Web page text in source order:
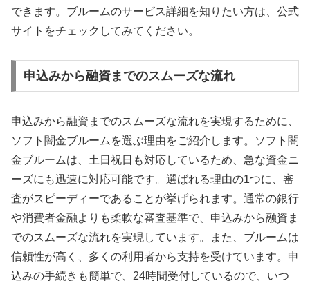
できます。ブルームのサービス詳細を知りたい方は、公式
サイトをチェックしてみてください。
申込みから融資までのスムーズな流れ
申込みから融資までのスムーズな流れを実現するために、
ソフト闇金ブルームを選ぶ理由をご紹介します。ソフト闇
金ブルームは、土日祝日も対応しているため、急な資金ニ
ーズにも迅速に対応可能です。選ばれる理由の1つに、審
査がスピーディーであることが挙げられます。通常の銀行
や消費者金融よりも柔軟な審査基準で、申込みから融資ま
でのスムーズな流れを実現しています。また、ブルームは
信頼性が高く、多くの利用者から支持を受けています。申
込みの手続きも簡単で、24時間受付しているので、いつ